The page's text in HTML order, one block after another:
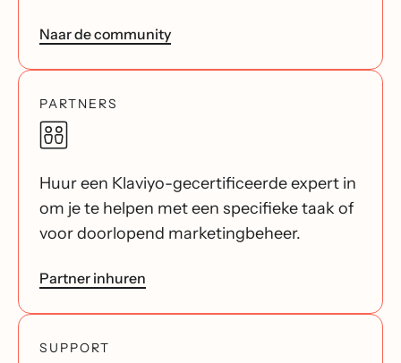
Naar de community
PARTNERS
Huur een Klaviyo-gecertificeerde expert in
om je te helpen met een specifieke taak of
voor doorlopend marketingbeheer.
Partner inhuren
SUPPORT